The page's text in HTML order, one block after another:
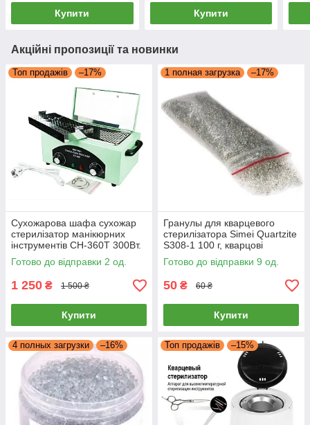
Купити Купити
Акційні пропозиції та новинки
Топ продажів –17%
Сухожарова шафа сухожар
стерилізатор манікюрних
інструментів CH-360T 300Вт.
1,8Л (барбер, дезінфектор)
Готово до відправки 2 од.
1 250 ₴ 1 500 ₴
Купити
1 полная загрузка –17%
Гранулы для кварцевого
стерилізатора Simei Quartzite
S308-1 100 г, кварцові
гранули для стерилізації,
кулькі гласперенові
Готово до відправки 9 од.
50 ₴ 60 ₴
Купити
4 полных загрузки –16% Топ продажів –15%